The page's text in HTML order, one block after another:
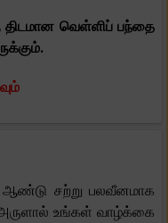
திடமான வெள்ளிப் பந்தை
ஆண்டு சற்று பலவீனமாக
உங்கள் வாழ்க்கை